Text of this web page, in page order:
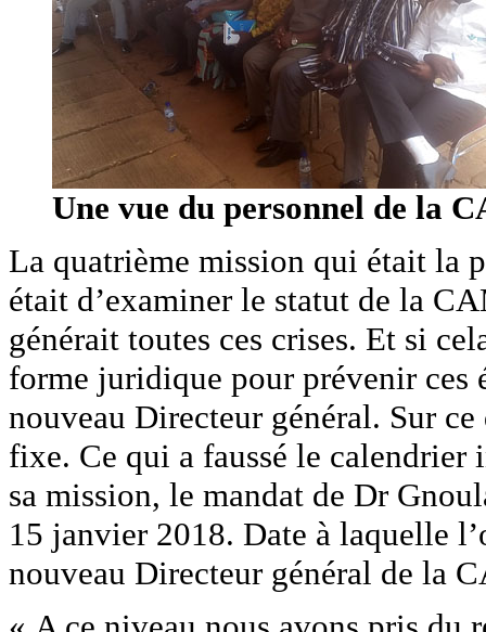
Une vue du personnel de la
La quatrième mission qui était la
était d’examiner le statut de la
générait toutes ces crises. Et si
forme juridique pour prévenir ces
nouveau Directeur général. Sur
fixe. Ce qui a faussé le
sa mission, le mandat de Dr
15 janvier 2018. Date à laquelle
nouveau Directeur général de la